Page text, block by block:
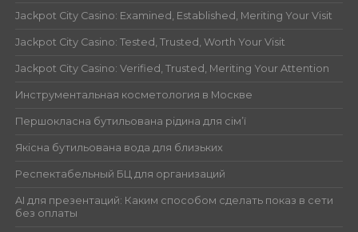
Jackpot City Casino: Examined, Established, Meriting Your Visit
Jackpot City Casino: Tested, Trusted, Worth Your Visit
Jackpot City Casino: Verified, Trusted, Meriting Your Attention
Инструментальная косметология в Москве
Першокласна бутильована рідина для сім’ї
Якісна бутильована вода для близьких
Респектабельный БЦ для организаций
AI для презентаций: Каким способом сделать показ в сети
без оплаты